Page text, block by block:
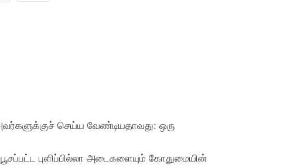
செய்ய வேண்டியதாவது: ஒரு
புளிப்பில்லா அடைகளையும் கோதுமையின்